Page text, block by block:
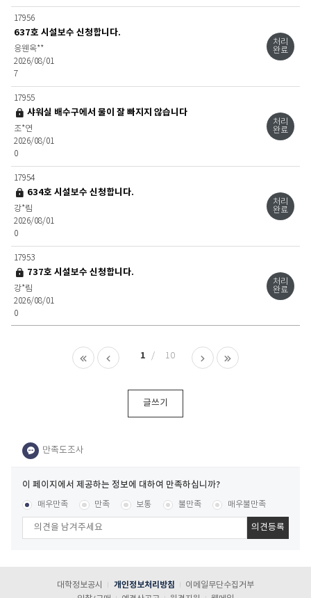
17956
637호 시설보수 신청합니다.
응웬옥**
2026/08/01
7
처리
완료
17955
비밀글
샤워실 배수구에서 물이 잘 빠지지 않습니다
조*연
2026/08/01
0
처리
완료
17954
비밀글
634호 시설보수 신청합니다.
강*림
2026/08/01
0
처리
완료
17953
비밀글
737호 시설보수 신청합니다.
강*림
2026/08/01
0
처리
완료
1 10
글쓰기
이
페
이
에
콘텐츠 만족도 조사 [평균 1.24 점 / 명 참여]
매우만족 만족 보통 불만족 매우불만족
대학정보공시 개인정보처리방침
이메일무단수집거부